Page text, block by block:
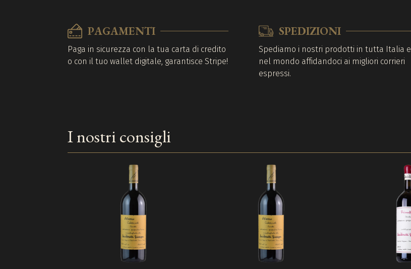
PAGAMENTI
Paga in sicurezza con la tua carta di credito
o con il tuo wallet digitale, garantisce Stripe!
SPEDIZIONI
Spediamo i nostri prodotti in tutta Italia e
nel mondo affidandoci ai migliori corrieri
espressi.
I nostri consigli